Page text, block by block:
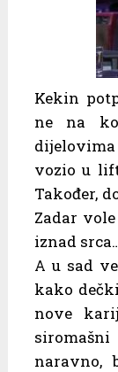
Kekin
ne na
dijelovima
vozio u
Također,
Zadar
iznad
A u sad
kako
nove
naravno,